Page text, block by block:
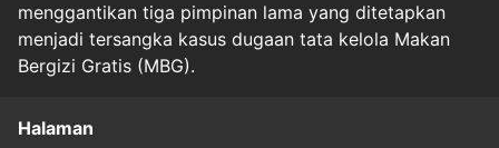
menggantikan tiga pimpinan lama yang ditetapkan
menjadi tersangka kasus dugaan tata kelola Makan
Bergizi Gratis (MBG).
Halaman